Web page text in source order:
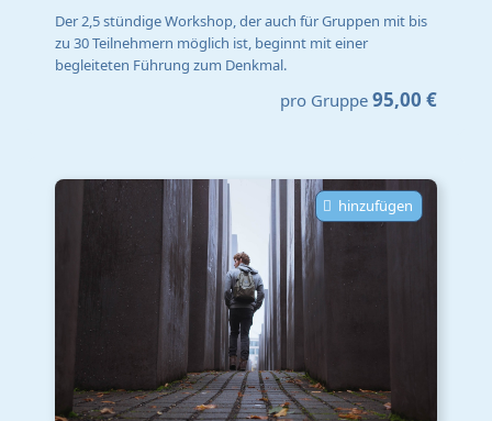
Der 2,5 stündige Workshop, der auch für Gruppen mit bis
zu 30 Teilnehmern möglich ist, beginnt mit einer
begleiteten Führung zum Denkmal.
pro Gruppe 95,00 €
hinzufügen